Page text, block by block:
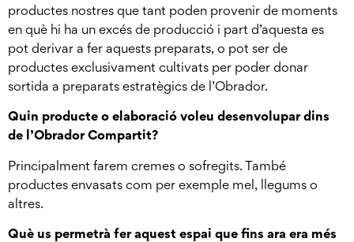
productes nostres que tant poden provenir de moments
en què hi ha un excés de producció i part d’aquesta es
pot derivar a fer aquests preparats, o pot ser de
productes exclusivament cultivats per poder donar
sortida a preparats estratègics de l’Obrador.
Quin producte o elaboració voleu desenvolupar dins
de l’Obrador Compartit?
Principalment farem cremes o sofregits. També
productes envasats com per exemple mel, llegums o
altres.
Què us permetrà fer aquest espai que fins ara era més